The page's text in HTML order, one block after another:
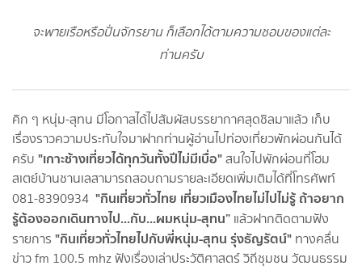
จะพายเรือหรือปั่นจักรยาน ก็เลือกได้ตามความชอบของแต่ละ
ท่านครับ
คิก ๆ หนุ่ม-สุทน มีโอกาสได้ไปสัมผัสบรรยากาศสุดชิลมาแล้ว เก็บ
เรื่องราวความประทับใจมาฝากท่านผู้อ่านไปท่องเที่ยวพักผ่อนกันได้
ครับ "เกาะช้างเที่ยวได้ทุกวันทั้งปีไม่มีเบื่อ"สนใจไปพักผ่อนที่โฮม
สเตย์บ้านชานเลสามารถสอบถามรายละเอียดเพิ่มเติมได้ที่โทรศัพท์
081-8390934 "กินเที่ยวทั่วไทย เที่ยวเมืองไทยไม่ไปไม่รู้ ถ้าอยาก
รู้ต้องออกเดินทางไป...กับ...ผมหนุ่ม-สุทน” แล้วฝากติดตามฟัง
รายการ "กินเที่ยวทั่วไทยไปกับพี่หนุ่ม-สุทน รุ่งธัญรัตน์" ทางคลื่น
ข่าว fm 100.5 mhz ฟังเรื่องเล่าประวัติศาสตร์ วิถีชุมชน วัฒนธรรม